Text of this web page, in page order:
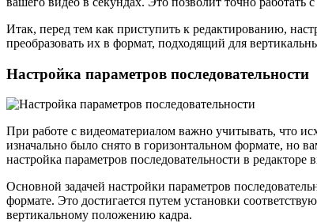
Итак, перед тем как приступить к редактированию,
преобразовать их в формат, подходящий для
Настройка параметров последовательности
При работе с видеоматериалом важно учитывать, что
изначально было снято в горизонтальном формате, но
настройка параметров последовательности в редакторе
Основной задачей настройки параметров
формате. Это достигается путем установки
вертикальному положению кадра.